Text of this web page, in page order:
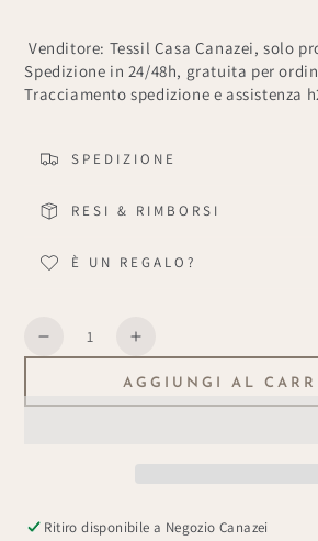
Venditore: Tessil Casa Canazei, solo
Spedizione in 24/48h, gratuita per
Tracciamento spedizione e assistenza
SPEDIZIONE
RESI & RIMBORSI
È UN REGALO?
Quantità
DiminuisceAumenta
quantità
AGGIUNGI AL
Ritiro disponibile a Negozio Canazei